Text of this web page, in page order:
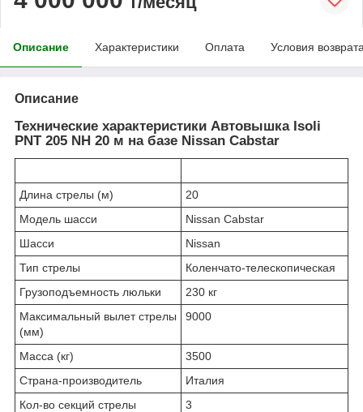
Описание Характеристики Оплата Условия
Описание
Технические характеристики Автовышка Isoli
PNT 205 NH 20 м на базе Nissan Cabstar
Длина стрелы (м)
20
Модель шасси
Nissan Cabstar
Шасси
Nissan
Тип стрелы
Коленчато-телескопическая
Грузоподъемность люльки
230 кг
Максимальный вылет стрелы
(мм)
9000
Масса (кг)
3500
Страна-производитель
Италия
Кол-во секций стрелы
3